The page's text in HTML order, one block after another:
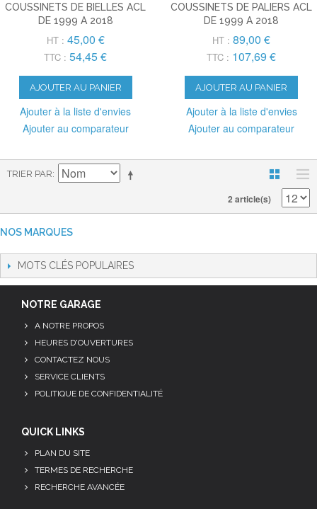
COUSSINETS DE BIELLES ACL
DE 1999 A 2018
HT : 45,00 €
TTC : 54,45 €
AJOUTER AU PANIER
Ajouter à la liste d'envies
Ajouter au comparateur
COUSSINETS DE PALIERS ACL
DE 1999 A 2018
HT : 89,00 €
TTC : 107,69 €
AJOUTER AU PANIER
Ajouter à la liste d'envies
Ajouter au comparateur
TRIER PAR
2 article(s)
NOS MARQUES
MOTS CLÉS POPULAIRES
NOTRE GARAGE
A NOTRE PROPOS
HEURES D'OUVERTURES
CONTACTEZ NOUS
SERVICE CLIENTS
POLITIQUE DE CONFIDENTIALITÉ
QUICK LINKS
PLAN DU SITE
TERMES DE RECHERCHE
RECHERCHE AVANCÉE